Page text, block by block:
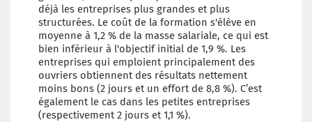
déjà les entreprises plus grandes et plus
structurées. Le coût de la formation s'élève en
moyenne à 1,2 % de la masse salariale, ce qui est
bien inférieur à l'objectif initial de 1,9 %. Les
entreprises qui emploient principalement des
ouvriers obtiennent des résultats nettement
moins bons (2 jours et un effort de 8,8 %). C’est
également le cas dans les petites entreprises
(respectivement 2 jours et 1,1 %).